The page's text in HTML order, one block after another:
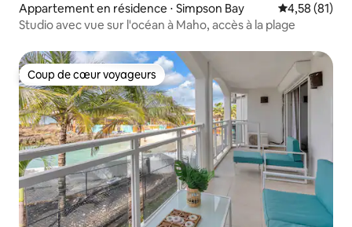
Appartement en résidence ⋅ Simpson Bay Évaluation
4,58 (81)
Studio avec vue sur l'océan à Maho, accès à la plage
Coup de cœur voyageurs
Coup de cœur voyageurs